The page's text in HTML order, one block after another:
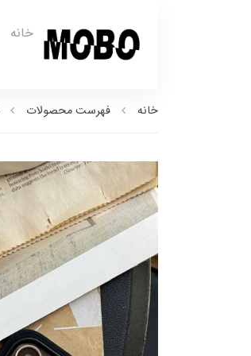
خانه
خانه فهرست محصولات